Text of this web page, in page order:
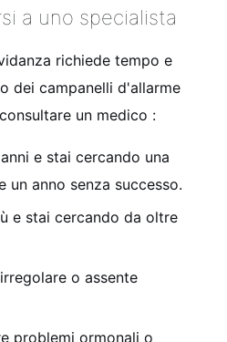
a uno specialista
richiede tempo e
dei campanelli d'allarme
un medico :
e stai cercando una
un anno senza successo.
e stai cercando da oltre
o assente
problemi ormonali o